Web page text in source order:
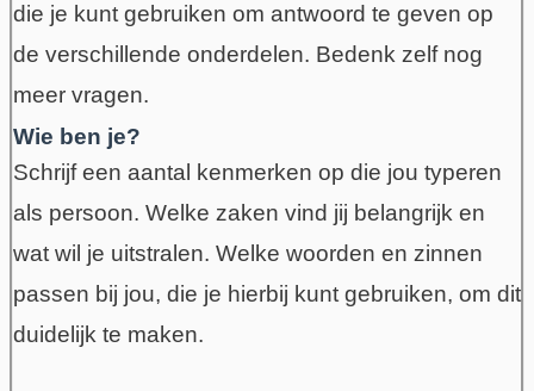
die je kunt gebruiken om antwoord te geven op
de verschillende onderdelen. Bedenk zelf nog
meer vragen.
Wie ben je?
Schrijf een aantal kenmerken op die jou typeren
als persoon. Welke zaken vind jij belangrijk en
wat wil je uitstralen. Welke woorden en zinnen
passen bij jou, die je hierbij kunt gebruiken, om dit
duidelijk te maken.